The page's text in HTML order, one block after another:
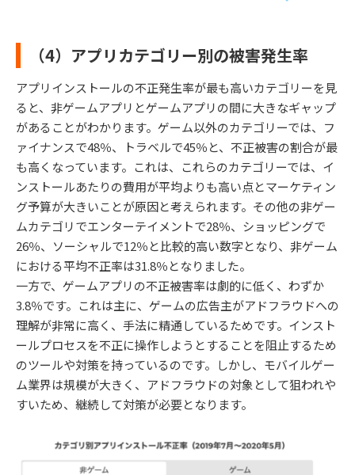
（4）アプリカテゴリー別の被害発生率
アプリインストールの不正発生率が最も高いカテゴリーを見
ると、非ゲームアプリとゲームアプリの間に大きなギャップ
があることがわかります。ゲーム以外のカテゴリーでは、フ
ァイナンスで48％、トラベルで45％と、不正被害の割合が最
も高くなっています。これは、これらのカテゴリーでは、イ
ンストールあたりの費用が平均よりも高い点とマーケティン
グ予算が大きいことが原因と考えられます。その他の非ゲー
ムカテゴリでエンターテイメントで28％、ショッピングで
26％、ソーシャルで12％と比較的高い数字となり、非ゲーム
における平均不正率は31.8％となりました。
一方で、ゲームアプリの不正被害率は劇的に低く、わずか
3.8％です。これは主に、ゲームの広告主がアドフラウドへの
理解が非常に高く、手法に精通しているためです。インスト
ールプロセスを不正に操作しようとすることを阻止するため
のツールや対策を持っているのです。しかし、モバイルゲー
ム業界は規模が大きく、アドフラウドの対象として狙われや
すいため、継続して対策が必要となります。